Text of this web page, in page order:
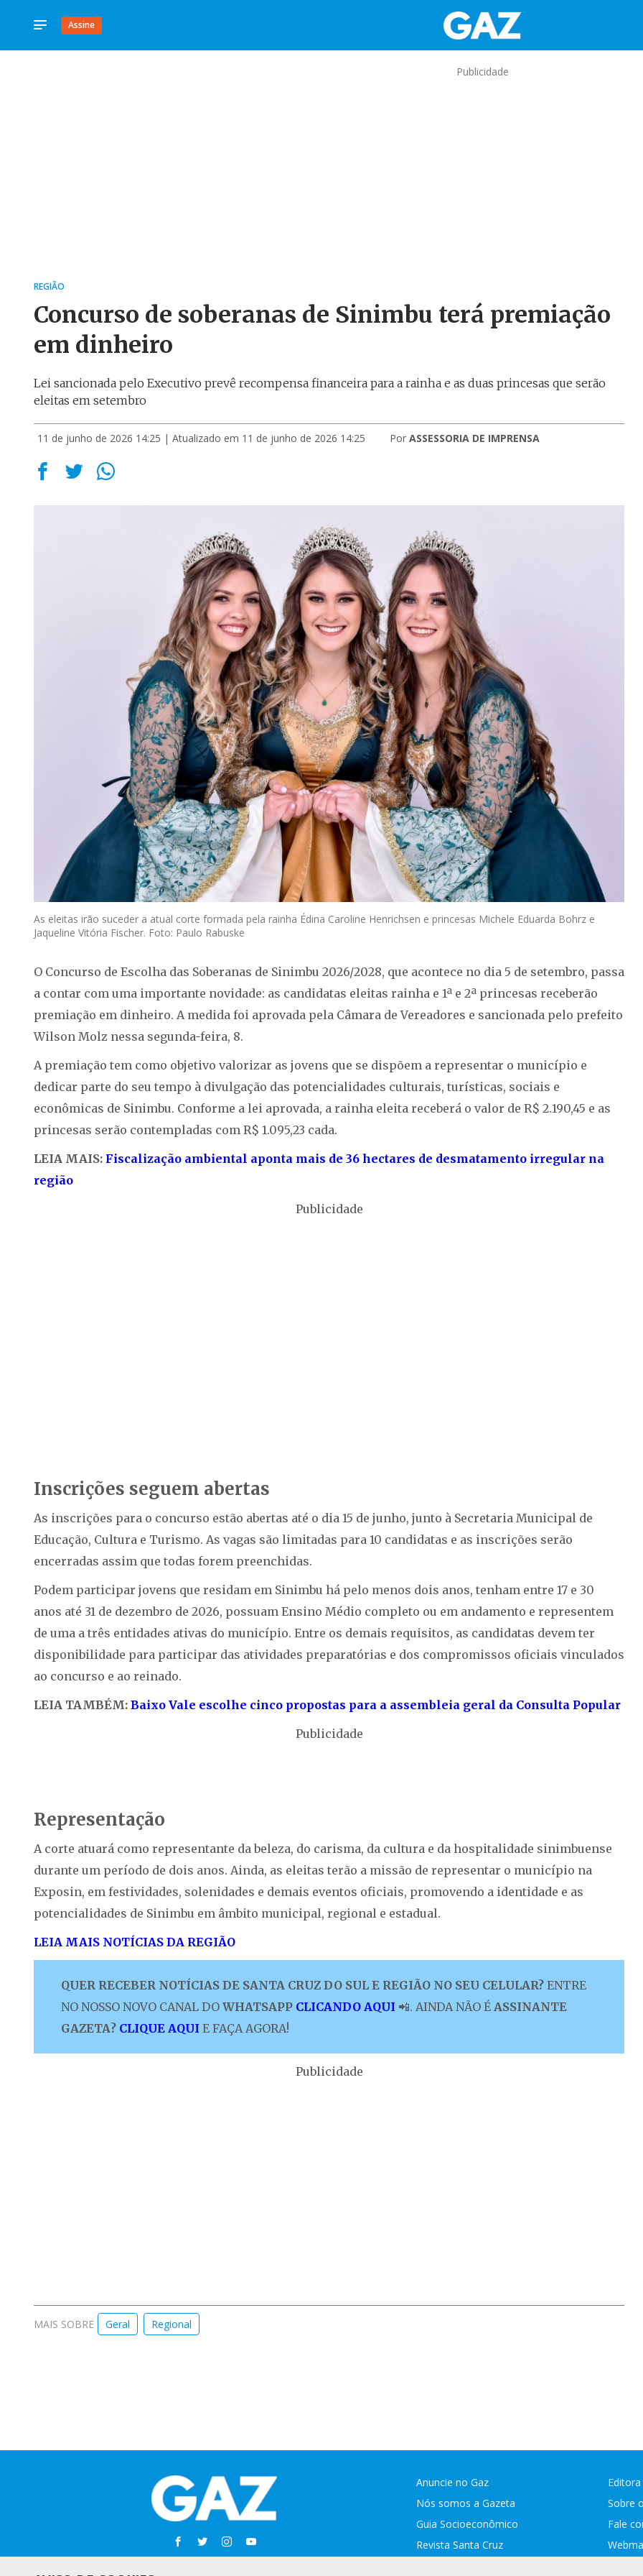
Assine
Publicidade
REGIÃO
Concurso de soberanas de Sinimbu terá premiação
em dinheiro
Lei sancionada pelo Executivo prevê recompensa financeira para a rainha e as duas princesas que serão
eleitas em setembro
11 de junho de 2026 14:25 | Atualizado em 11 de junho de 2026 14:25 Por ASSESSORIA DE IMPRENSA
As eleitas irão suceder a atual corte formada pela rainha Édina Caroline Henrichsen e princesas Michele Eduarda Bohrz e
Jaqueline Vitória Fischer. Foto: Paulo Rabuske
O Concurso de Escolha das Soberanas de Sinimbu 2026/2028, que acontece no dia 5 de setembro, passa
a contar com uma importante novidade: as candidatas eleitas rainha e 1ª e 2ª princesas receberão
premiação em dinheiro. A medida foi aprovada pela Câmara de Vereadores e sancionada pelo prefeito
Wilson Molz nessa segunda-feira, 8.
A premiação tem como objetivo valorizar as jovens que se dispõem a representar o município e
dedicar parte do seu tempo à divulgação das potencialidades culturais, turísticas, sociais e
econômicas de Sinimbu. Conforme a lei aprovada, a rainha eleita receberá o valor de R$ 2.190,45 e as
princesas serão contempladas com R$ 1.095,23 cada.
LEIA MAIS: Fiscalização ambiental aponta mais de 36 hectares de desmatamento irregular na
região
Publicidade
Inscrições seguem abertas
As inscrições para o concurso estão abertas até o dia 15 de junho, junto à Secretaria Municipal de
Educação, Cultura e Turismo. As vagas são limitadas para 10 candidatas e as inscrições serão
encerradas assim que todas forem preenchidas.
Podem participar jovens que residam em Sinimbu há pelo menos dois anos, tenham entre 17 e 30
anos até 31 de dezembro de 2026, possuam Ensino Médio completo ou em andamento e representem
de uma a três entidades ativas do município. Entre os demais requisitos, as candidatas devem ter
disponibilidade para participar das atividades preparatórias e dos compromissos oficiais vinculados
ao concurso e ao reinado.
LEIA TAMBÉM: Baixo Vale escolhe cinco propostas para a assembleia geral da Consulta Popular
Publicidade
Representação
A corte atuará como representante da beleza, do carisma, da cultura e da hospitalidade sinimbuense
durante um período de dois anos. Ainda, as eleitas terão a missão de representar o município na
Exposin, em festividades, solenidades e demais eventos oficiais, promovendo a identidade e as
potencialidades de Sinimbu em âmbito municipal, regional e estadual.
LEIA MAIS NOTÍCIAS DA REGIÃO
QUER RECEBER NOTÍCIAS DE SANTA CRUZ DO SUL E REGIÃO NO SEU CELULAR? ENTRE
NO NOSSO NOVO CANAL DO WHATSAPP CLICANDO AQUI 📲. AINDA NÃO É ASSINANTE
GAZETA? CLIQUE AQUI E FAÇA AGORA!
Publicidade
MAIS SOBRE Geral Regional
Anuncie no Gaz
Nós somos a Gazeta
Guia Socioeconômico
Revista Santa Cruz
Sobre
Fale